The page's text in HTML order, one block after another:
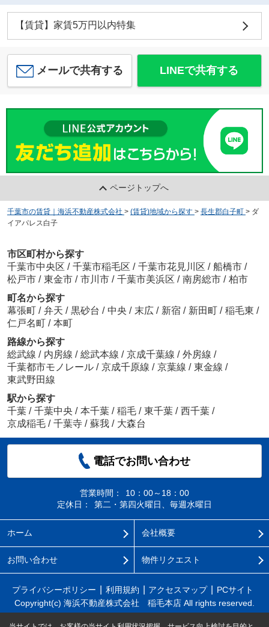
【賃貸】家賃5万円以内特集
メールで共有する LINEで共有する
ページトップへ
千葉市の賃貸｜海浜不動産株式会社 > (賃貸)地域から探す > 長生郡白子町 > ダ
イアパレス白子
市区町村から探す
千葉市中央区 / 千葉市稲毛区 / 千葉市花見川区 / 船橋市 /
松戸市 / 東金市 / 市川市 / 千葉市美浜区 / 南房総市 / 柏市
町名から探す
幕張町 / 弁天 / 黒砂台 / 中央 / 末広 / 新宿 / 新田町 / 稲毛東 /
仁戸名町 / 本町
路線から探す
総武線 / 内房線 / 総武本線 / 京成千葉線 / 外房線 /
千葉都市モノレール / 京成千原線 / 京葉線 / 東金線 /
東武野田線
駅から探す
千葉 / 千葉中央 / 本千葉 / 稲毛 / 東千葉 / 西千葉 /
京成稲毛 / 千葉寺 / 蘇我 / 大森台
電話でお問い合わせ
営業時間：
10：00～18：00
定休日：
第二・第四火曜日、毎週水曜日
ホーム 会社概要
お問い合わせ 物件リクエスト
プライバシーポリシー 利用規約 アクセスマップ
PCサイト
Copyright(c) 海浜不動産株式会社 稲毛本店 All rights reserved.